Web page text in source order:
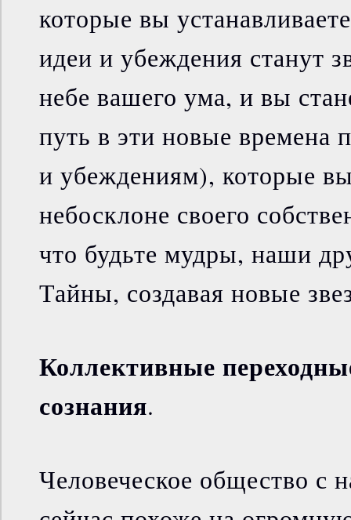
которые вы
идеи и убеждения станут
небе вашего ума, и вы
путь в эти новые времена
и убеждениям), которые
небосклоне своего
что будьте мудры, наши
Тайны, создавая новые
Коллективные
сознания.
Человеческое общество с